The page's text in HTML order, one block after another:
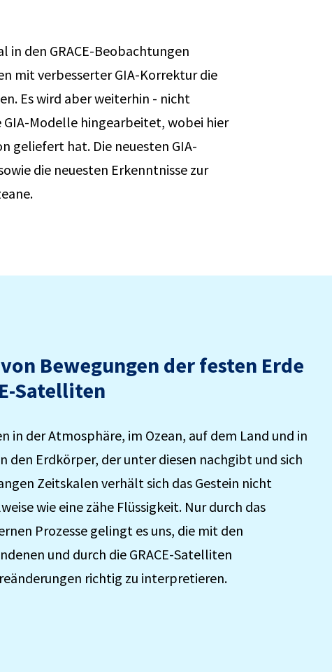
in den GRACE-Beobachtungen
mit verbesserter GIA-Korrektur die
Es wird aber weiterhin - nicht
Modelle hingearbeitet, wobei hier
geliefert hat. Die neuesten GIA-
die neuesten Erkenntnisse zur
Bewegungen der festen Erde
Satelliten
in der Atmosphäre, im Ozean, auf dem Land und in
den Erdkörper, der unter diesen nachgibt und sich
Zeitskalen verhält sich das Gestein nicht
wie eine zähe Flüssigkeit. Nur durch das
Prozesse gelingt es uns, die mit den
und durch die GRACE-Satelliten
richtig zu interpretieren.